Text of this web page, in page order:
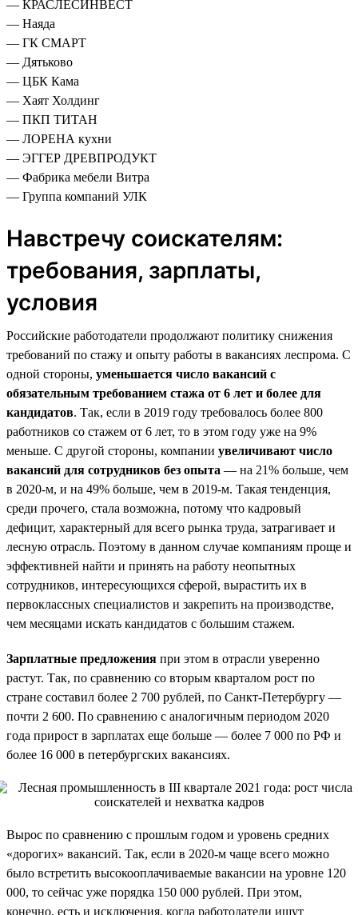
— КРАСЛЕСИНВЕСТ
— Наяда
— ГК СМАРТ
— Дятьково
— ЦБК Кама
— Хаят Холдинг
— ПКП ТИТАН
— ЛОРЕНА кухни
— ЭГГЕР ДРЕВПРОДУКТ
— Фабрика мебели Витра
— Группа компаний УЛК
Навстречу соискателям:
требования, зарплаты,
условия
Российские работодатели продолжают политику снижения
требований по стажу и опыту работы в вакансиях леспрома. С
одной стороны, уменьшается число вакансий с
обязательным требованием стажа от 6 лет и более для
кандидатов. Так, если в 2019 году требовалось более 800
работников со стажем от 6 лет, то в этом году уже на 9%
меньше. С другой стороны, компании увеличивают число
вакансий для сотрудников без опыта — на 21% больше, чем
в 2020-м, и на 49% больше, чем в 2019-м. Такая тенденция,
среди прочего, стала возможна, потому что кадровый
дефицит, характерный для всего рынка труда, затрагивает и
лесную отрасль. Поэтому в данном случае компаниям проще и
эффективней найти и принять на работу неопытных
сотрудников, интересующихся сферой, вырастить их в
первоклассных специалистов и закрепить на производстве,
чем месяцами искать кандидатов с большим стажем.
Зарплатные предложения при этом в отрасли уверенно
растут. Так, по сравнению со вторым кварталом рост по
стране составил более 2 700 рублей, по Санкт-Петербургу —
почти 2 600. По сравнению с аналогичным периодом 2020
года прирост в зарплатах еще больше — более 7 000 по РФ и
более 16 000 в петербургских вакансиях.
Вырос по сравнению с прошлым годом и уровень средних
«дорогих» вакансий. Так, если в 2020-м чаще всего можно
было встретить высокооплачиваемые вакансии на уровне 120
000, то сейчас уже порядка 150 000 рублей. При этом,
конечно, есть и исключения, когда работодатели ищут